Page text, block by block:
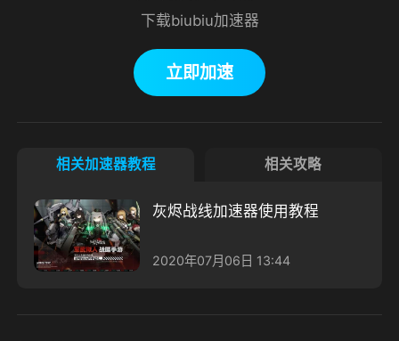
下载biubiu加速器
立即加速
相关加速器教程 相关攻略
灰烬战线加速器使用教程
2020年07月06日 13:44